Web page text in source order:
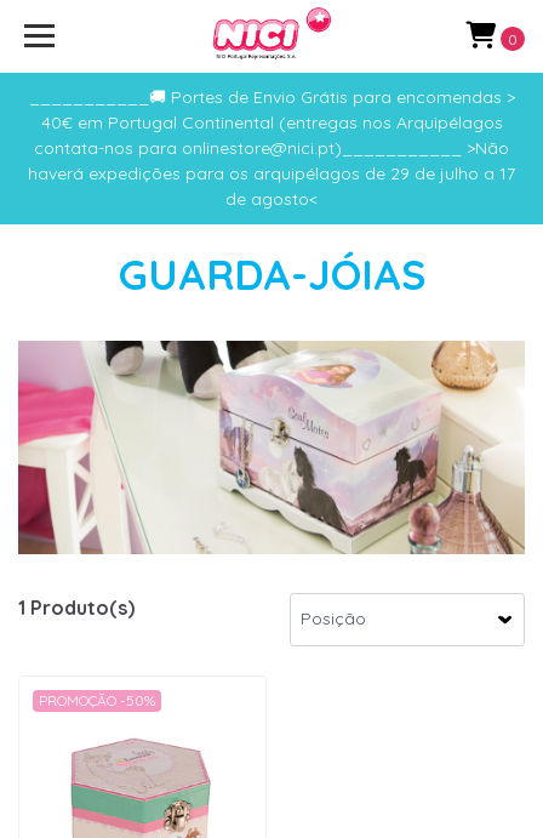
___________🚚 Portes de Envio Grátis para encomendas >
40€ em Portugal Continental (entregas nos Arquipélagos
contata-nos para onlinestore@nici.pt)___________ >Não
haverá expedições para os arquipélagos de 29 de julho a 17
de agosto<
0
GUARDA-JÓIAS
1 Produto(s)
PROMOÇÃO -50%